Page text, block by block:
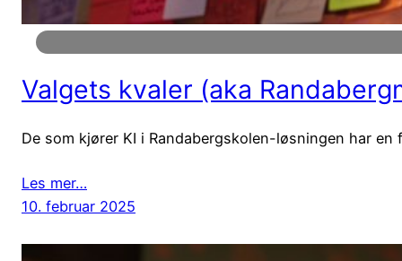
Valgets kvaler (aka
De som kjører KI i Randabergskolen-løsningen har
Les mer…
10. februar 2025